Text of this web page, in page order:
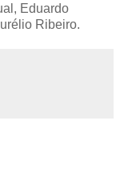
Eduardo
Ribeiro.